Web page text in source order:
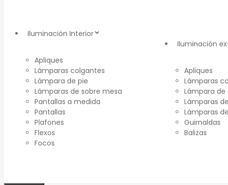
Iluminación Interior
Apliques
Lámparas colgantes
Lámpara de pie
Lámparas de sobre mesa
Pantallas a medida
Pantallas
Plafones
Flexos
Focos
Iluminación
Apliques
Lámparas
Lámpara
Lámparas
Lámparas
Guirnaldas
Balizas